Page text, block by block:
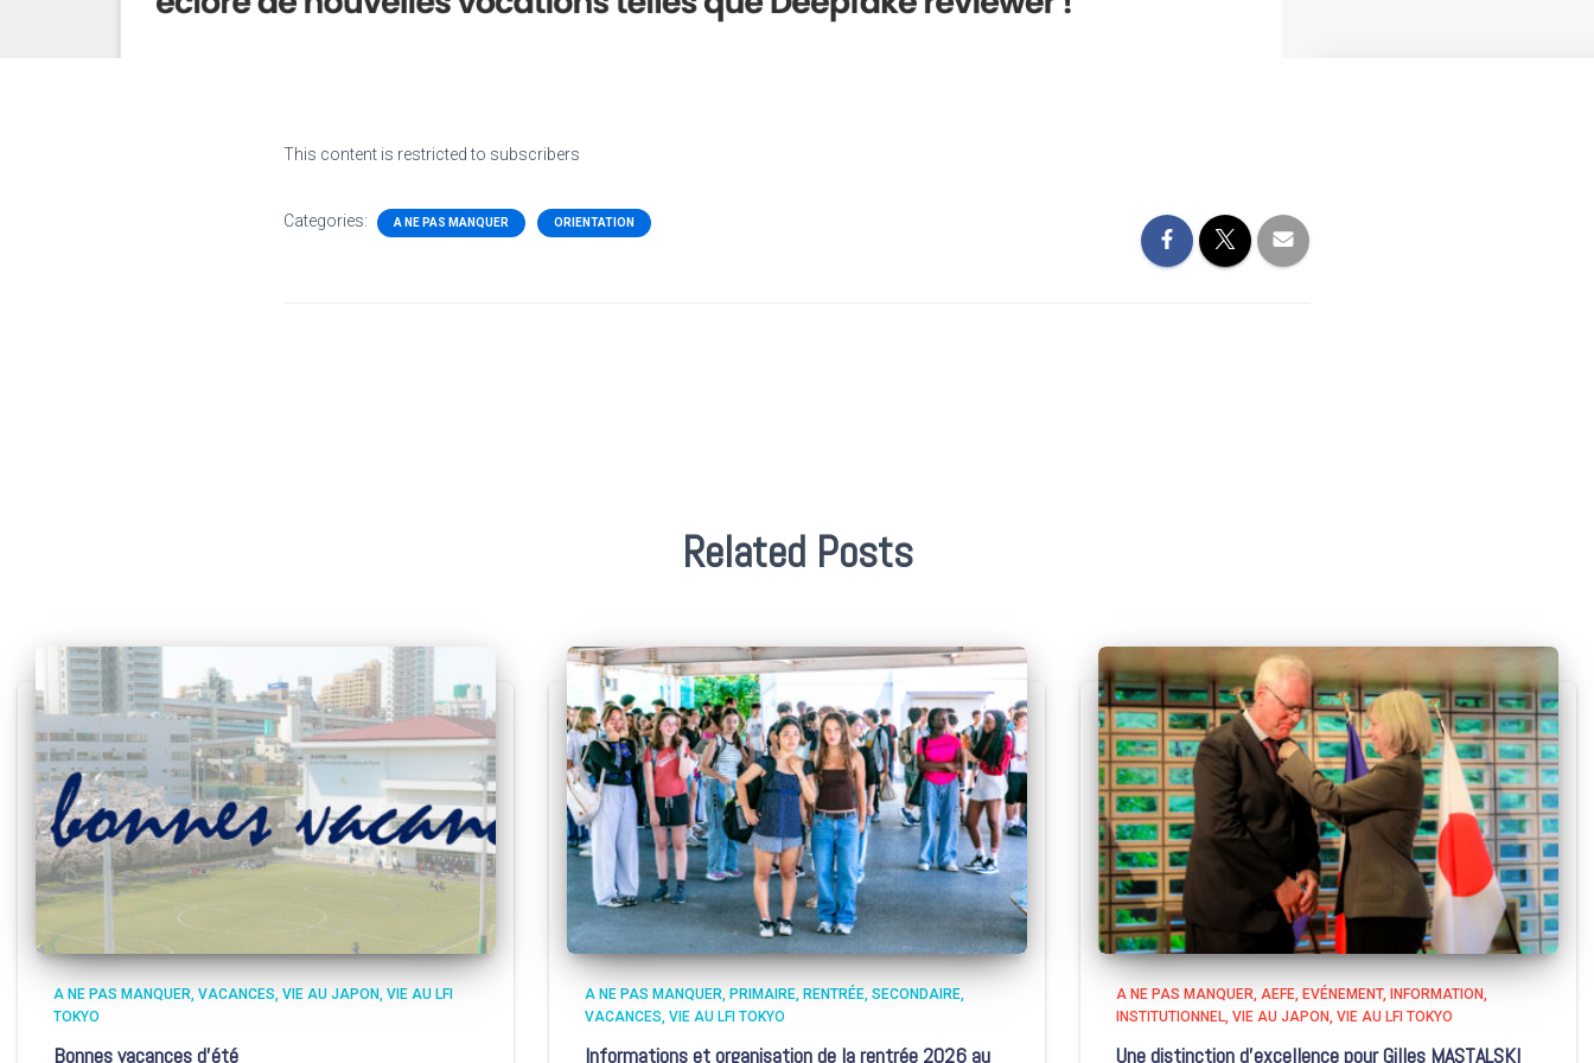
This content is restricted to subscribers
Categories: A NE PAS MANQUER ORIENTATION
Related Posts
A NE PAS MANQUER VACANCES VIE AU JAPON VIE AU LFI
TOKYO
Bonnes vacances d’été
A NE PAS MANQUER PRIMAIRE RENTRÉE SECONDAIRE
VACANCES VIE AU LFI TOKYO
Informations et organisation de la rentrée 2026 au
A NE PAS MANQUER AEFE EVÉNEMENT
INFORMATION
INSTITUTIONNEL VIE AU JAPON VIE AU LFI TOKYO
Une distinction d’excellence pour Gilles MASTALSKI